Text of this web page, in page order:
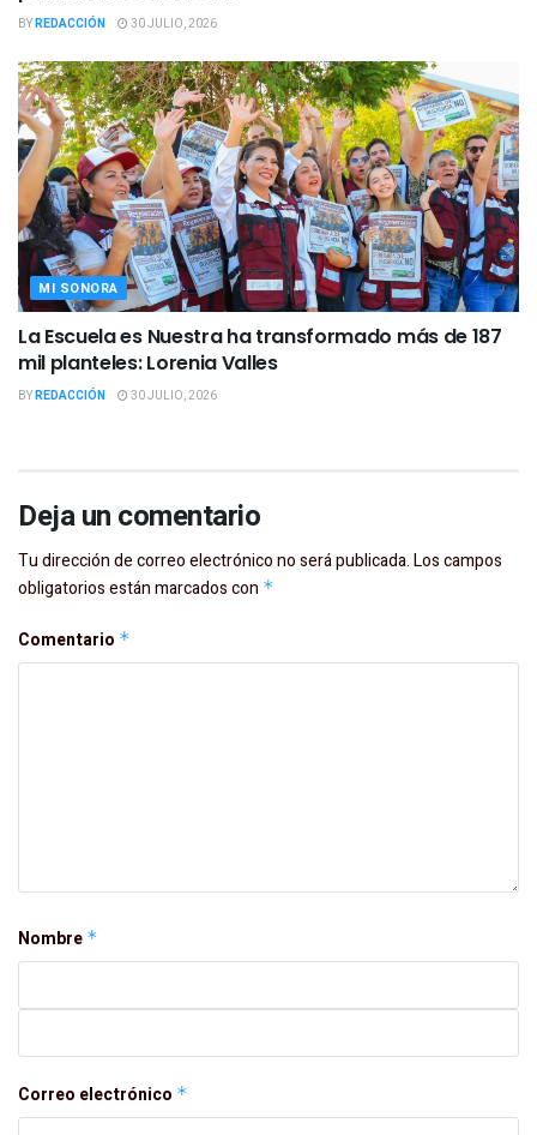
BYREDACCIÓN 30 JULIO, 2026
MI SONORA
La Escuela es Nuestra ha transformado más de 187
mil planteles: Lorenia Valles
BYREDACCIÓN 30 JULIO, 2026
Deja un comentario
Tu dirección de correo electrónico no será publicada.Los campos
obligatorios están marcados con *
Comentario *
Nombre *
Correo electrónico *